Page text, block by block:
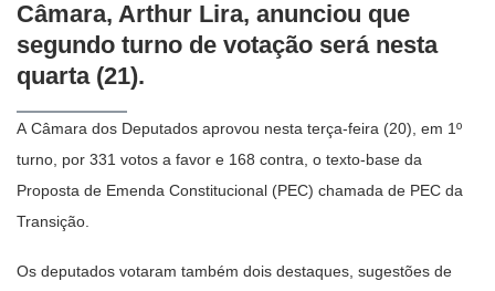
Câmara, Arthur Lira, anunciou que
segundo turno de votação será nesta
quarta (21).
A Câmara dos Deputados aprovou nesta terça-feira (20), em 1º
turno, por 331 votos a favor e 168 contra, o texto-base da
Proposta de Emenda Constitucional (PEC) chamada de PEC da
Transição.
Os deputados votaram também dois destaques, sugestões de